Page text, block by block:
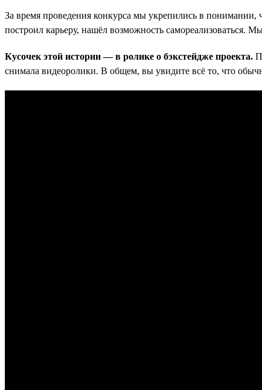
За время проведения конкурса мы укрепились в
построил карьеру, нашёл возможность
Кусочек этой истории — в ролике о бэкстейдже проекта.
снимала видеоролики. В общем, вы увидите всё то, что